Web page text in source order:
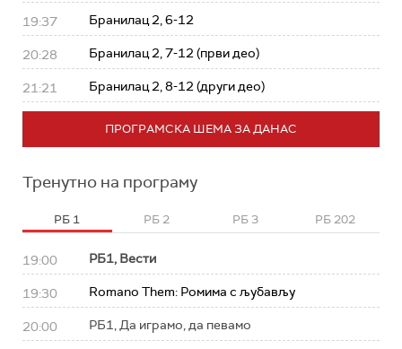
19:37 Бранилац 2, 6-12
20:28 Бранилац 2, 7-12 (први део)
21:21 Бранилац 2, 8-12 (други део)
ПРОГРАМСКА ШЕМА ЗА ДАНАС
Тренутно на програму
РБ 1 РБ 2 РБ 3 РБ 202
19:00 РБ1, Вести
19:30 Romano Them: Ромима с љубављу
20:00 РБ1, Да играмо, да певамо